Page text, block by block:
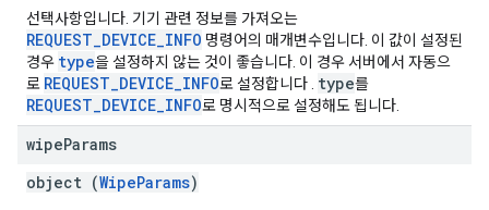
선택사항입니다. 기기 관련 정보를 가져오는
REQUEST_DEVICE_INFO 명령어의 매개변수입니다. 이 값이 설정된
경우 type을 설정하지 않는 것이 좋습니다. 이 경우 서버에서 자동으
로 REQUEST_DEVICE_INFO로 설정합니다 . type를
REQUEST_DEVICE_INFO로 명시적으로 설정해도 됩니다.
wipeParams
object (WipeParams)